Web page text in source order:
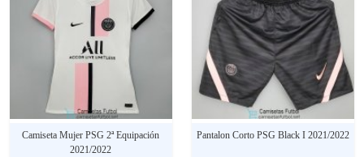
Camiseta Mujer PSG 2ª Equipación
2021/2022
Pantalon Corto PSG Black I 2021/2022